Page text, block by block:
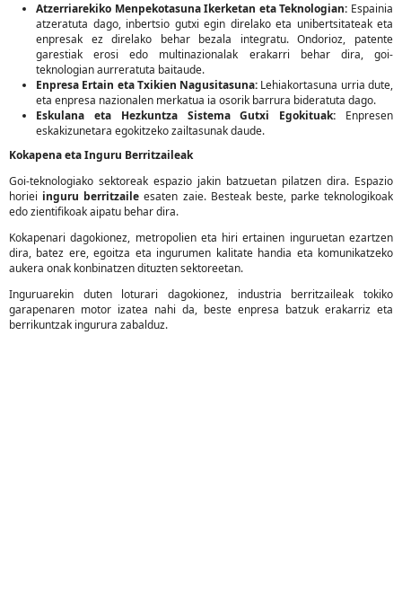
Atzerriarekiko Menpekotasuna Ikerketan eta Teknologian: Espainia
atzeratuta dago, inbertsio gutxi egin direlako eta unibertsitateak eta
enpresak ez direlako behar bezala integratu. Ondorioz, patente
garestiak erosi edo multinazionalak erakarri behar dira, goi-
teknologian aurreratuta baitaude.
Enpresa Ertain eta Txikien Nagusitasuna: Lehiakortasuna urria dute,
eta enpresa nazionalen merkatua ia osorik barrura bideratuta dago.
Eskulana eta Hezkuntza Sistema Gutxi Egokituak: Enpresen
eskakizunetara egokitzeko zailtasunak daude.
Kokapena eta Inguru Berritzaileak
Goi-teknologiako sektoreak espazio jakin batzuetan pilatzen dira. Espazio
horiei inguru berritzaile esaten zaie. Besteak beste, parke teknologikoak
edo zientifikoak aipatu behar dira.
Kokapenari dagokionez, metropolien eta hiri ertainen inguruetan ezartzen
dira, batez ere, egoitza eta ingurumen kalitate handia eta komunikatzeko
aukera onak konbinatzen dituzten sektoreetan.
Inguruarekin duten loturari dagokionez, industria berritzaileak tokiko
garapenaren motor izatea nahi da, beste enpresa batzuk erakarriz eta
berrikuntzak ingurura zabalduz.